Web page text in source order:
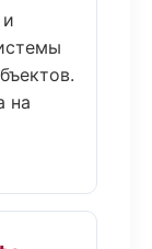
на